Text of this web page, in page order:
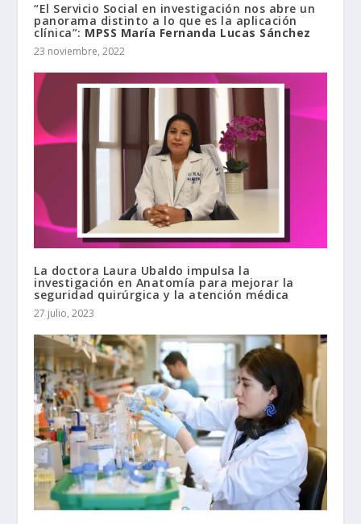
“El Servicio Social en investigación nos abre un
panorama distinto a lo que es la aplicación
clínica”: MPSS María Fernanda Lucas Sánchez
23 noviembre, 2022
La doctora Laura Ubaldo impulsa la
investigación en Anatomía para mejorar la
seguridad quirúrgica y la atención médica
27 julio, 2023